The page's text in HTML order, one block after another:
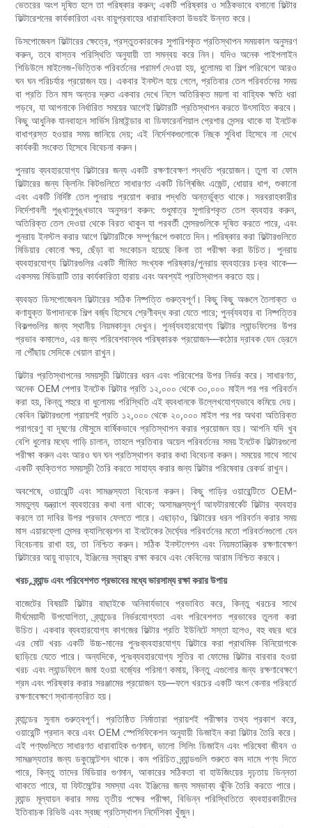
ভেতরের অংশ দূষিত হলে তা পরিষ্কার করুন; একটি পরিষ্কার ও সঠিকভাবে বসানো ফিল্টার
ফিল্টারেশনের কার্যকারিতা এবং বায়ুপ্রবাহের ধারাবাহিকতা উভয়ই উন্নত করে।
ডিসপোজেবল ফিল্টারের ক্ষেত্রে, প্রস্তুতকারকের সুপারিশকৃত প্রতিস্থাপন সময়কাল অনুসরণ
করুন, তবে বাস্তব পরিস্থিতি অনুযায়ী তা সমন্বয় করে নিন। যদিও অনেক পাইপলাইন
শিডিউলে মাইলেজ-ভিত্তিক পরিবর্তনের পরামর্শ দেওয়া হয়, ধুলোময় বা শিল্প পরিবেশে আরও
ঘন ঘন পরিচর্যার প্রয়োজন হয়। একবার ইনস্টল হয়ে গেলে, প্রতিবার তেল পরিবর্তনের সময়
বা প্রতি তিন মাস অন্তর দ্রুত একবার দেখে নিলে অতিরিক্ত ময়লা বা বাহ্যিক ক্ষতি ধরা
পড়বে, যা আপনাকে নির্ধারিত সময়ের আগেই ফিল্টারটি প্রতিস্থাপন করতে উৎসাহিত করবে।
কিছু আধুনিক যানবাহনে সার্ভিস রিমাইন্ডার বা ডিফারেনশিয়াল প্রেশার সেন্সর থাকে যা ইনটেক
বাধাগ্রস্ত হওয়ার সময় জানিয়ে দেয়; এই নির্দেশকগুলোকে নিছক সুবিধা হিসেবে না দেখে
কার্যকরী সংকেত হিসেবে বিবেচনা করুন।
পুনরায় ব্যবহারযোগ্য ফিল্টারের জন্য একটি রক্ষণাবেক্ষণ পদ্ধতি প্রয়োজন। তুলা বা ফোম
ফিল্টারের জন্য ক্লিনিং কিটগুলিতে সাধারণত একটি ডিগ্ৰিজিং এজেন্ট, ধোয়ার ধাপ, শুকানো
এবং একটি নির্দিষ্ট তেল পুনরায় প্রয়োগ করার পদ্ধতি অন্তর্ভুক্ত থাকে। সরবরাহকারীর
নির্দেশাবলী পুঙ্খানুপুঙ্খভাবে অনুসরণ করুন: শুধুমাত্র সুপারিশকৃত তেল ব্যবহার করুন,
অতিরিক্ত তেল দেওয়া থেকে বিরত থাকুন যা পরবর্তী সেন্সরগুলিকে দূষিত করতে পারে, এবং
পুনরায় ইনস্টল করার আগে ফিল্টারটিকে সম্পূর্ণরূপে শুকাতে দিন। পরিষ্কার করা ফিল্টারগুলিতে
মিডিয়ার কোনো ক্ষয়, ছেঁড়া বা সংকোচন হয়েছে কিনা তা পরীক্ষা করা উচিত। পুনরায়
ব্যবহারযোগ্য ফিল্টারগুলির একটি সীমিত সংখ্যক পরিষ্কার/পুনরায় ব্যবহারের চক্র থাকে—
একসময় মিডিয়াটি তার কার্যকারিতা হারায় এবং অবশ্যই প্রতিস্থাপন করতে হয়।
ব্যবহৃত ডিসপোজেবল ফিল্টারের সঠিক নিষ্পত্তি গুরুত্বপূর্ণ। কিছু কিছু অঞ্চলে তৈলাক্ত ও
কণাযুক্ত উপাদানকে শিল্প বর্জ্য হিসেবে শ্রেণীবদ্ধ করা যেতে পারে; পুনর্ব্যবহার বা নিষ্পত্তির
বিকল্পগুলির জন্য স্থানীয় নিয়মকানুন দেখুন। পুনর্ব্যবহারযোগ্য ফিল্টার ল্যান্ডফিলের উপর
প্রভাব কমালেও, এর জন্য পরিবেশবান্ধব পরিষ্কারক প্রয়োজন—কঠোর দ্রাবক যেন ড্রেনে
না পৌঁছায় সেদিকে খেয়াল রাখুন।
ফিল্টার প্রতিস্থাপনের সময়সূচী ফিল্টারের ধরন এবং পরিবেশের উপর নির্ভর করে। সাধারণত,
অনেক OEM পেপার ইনটেক ফিল্টার প্রতি ১২,০০০ থেকে ৩০,০০০ মাইল পর পর পরিবর্তন
করা হয়, কিন্তু শহুরে বা ধুলোময় পরিস্থিতি এই ব্যবধানকে উল্লেখযোগ্যভাবে কমিয়ে দেয়।
কেবিন ফিল্টারগুলো প্রায়শই প্রতি ১২,০০০ থেকে ২০,০০০ মাইল পর পর অথবা অতিরিক্ত
পরাগরেণু বা দূষণের মৌসুমে বার্ষিকভাবে প্রতিস্থাপন করার প্রয়োজন হয়। আপনি যদি খুব
বেশি ধুলোর মধ্যে গাড়ি চালান, তাহলে প্রতিবার অয়েল পরিবর্তনের সময় ইনটেক ফিল্টারগুলো
পরীক্ষা করুন এবং আরও ঘন ঘন প্রতিস্থাপন করার কথা বিবেচনা করুন। সময়ের সাথে সাথে
একটি ব্যক্তিগত সময়সূচী তৈরি করতে সাহায্য করার জন্য ফিল্টার পরিষেবার রেকর্ড রাখুন।
অবশেষে, ওয়ারেন্টি এবং সামঞ্জস্যতা বিবেচনা করুন। কিছু গাড়ির ওয়ারেন্টিতে OEM-
সমতুল্য যন্ত্রাংশ ব্যবহারের কথা বলা থাকে; অসামঞ্জস্যপূর্ণ আফটারমার্কেট ফিল্টার ব্যবহার
করলে তা দাবির উপর প্রভাব ফেলতে পারে। এছাড়াও, ফিল্টারের ধরন পরিবর্তন করার সময়
মাস এয়ারফ্লো সেন্সর ক্যালিব্রেশন বা ইনটেকের দৈর্ঘ্যের পরিবর্তনের মতো পরিবর্তনগুলো যেন
বিবেচনায় রাখা হয়, তা নিশ্চিত করুন। সঠিক ইনস্টলেশন এবং নিয়মতান্ত্রিক রক্ষণাবেক্ষণ
ফিল্টারের আয়ু বাড়াবে, ইঞ্জিনের স্বাস্থ্য রক্ষা করবে এবং কেবিনের আরাম নিশ্চিত করবে।
খরচ, ব্র্যান্ড এবং পরিবেশগত প্রভাবের মধ্যে ভারসাম্য রক্ষা করার উপায়
বাজেটের বিষয়টি ফিল্টার বাছাইকে অনিবার্যভাবে প্রভাবিত করে, কিন্তু খরচের সাথে
দীর্ঘমেয়াদী উপযোগিতা, ব্র্যান্ডের নির্ভরযোগ্যতা এবং পরিবেশগত প্রভাবের তুলনা করা
উচিত। একবার ব্যবহারযোগ্য কাগজের ফিল্টার প্রতি ইউনিটে সস্তা হলেও, বহু বছর ধরে
এর মোট খরচ একটি উচ্চ-মানের পুনঃব্যবহারযোগ্য ফিল্টারে করা প্রাথমিক বিনিয়োগকে
ছাড়িয়ে যেতে পারে। অন্যদিকে, পুনঃব্যবহারযোগ্য সুতির বা ফোমের ফিল্টার বারবার হওয়া
খরচ এবং ল্যান্ডফিলে জমা হওয়া বর্জ্যের পরিমাণ কমায়, কিন্তু এগুলোর জন্য রক্ষণাবেক্ষণে
শ্রম এবং পরিষ্কার করার সরঞ্জামের প্রয়োজন হয়—ফলে খরচের একটি অংশ কেনার পরিবর্তে
রক্ষণাবেক্ষণে স্থানান্তরিত হয়।
ব্র্যান্ডের সুনাম গুরুত্বপূর্ণ। প্রতিষ্ঠিত নির্মাতারা প্রায়শই পরীক্ষার তথ্য প্রকাশ করে,
ওয়ারেন্টি প্রদান করে এবং OEM স্পেসিফিকেশন অনুযায়ী ডিজাইন করা ফিল্টার তৈরি করে।
এই পণ্যগুলিতে সাধারণত ধারাবাহিক গুণমান, ভালো সিলিং ডিজাইন এবং পরিষেবা জীবন ও
সামঞ্জস্যতার জন্য ডকুমেন্টেশন থাকে। কম পরিচিত ব্র্যান্ডগুলি শুরুতে কম দামে পণ্য দিতে
পারে, কিন্তু তাদের মিডিয়ার গুণমান, আকারের সঠিকতা বা হাউজিংয়ের দৃঢ়তায় ভিন্নতা
থাকতে পারে, যা ফিটমেন্টের সমস্যা এবং ইঞ্জিনের জন্য সম্ভাব্য ঝুঁকি তৈরি করতে পারে।
ব্র্যান্ড মূল্যায়ন করার সময় তৃতীয় পক্ষের পরীক্ষা, বিভিন্ন পরিস্থিতিতে ব্যবহারকারীদের
ইতিবাচক রিভিউ এবং স্বচ্ছ প্রতিস্থাপন নির্দেশিকা খুঁজুন।